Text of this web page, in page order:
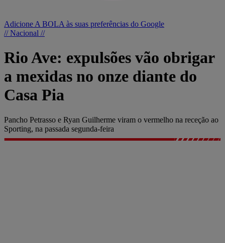
Adicione A BOLA às suas preferências do Google
// Nacional //
Rio Ave: expulsões vão obrigar
a mexidas no onze diante do
Casa Pia
Pancho Petrasso e Ryan Guilherme viram o vermelho na receção ao
Sporting, na passada segunda-feira